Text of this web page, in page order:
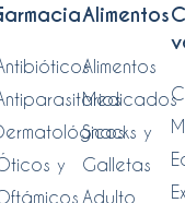
y
Alimentos
Alimentos
Medicados
Snacks y
Galletas
Adulto